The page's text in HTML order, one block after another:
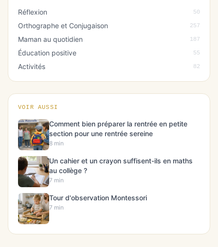
Réflexion 50
Orthographe et Conjugaison 257
Maman au quotidien 187
Éducation positive 55
Activités 82
VOIR AUSSI
Comment bien préparer la rentrée en petite
section pour une rentrée sereine
8 min
Un cahier et un crayon suffisent-ils en maths
au collège ?
7 min
Tour d'observation Montessori
7 min